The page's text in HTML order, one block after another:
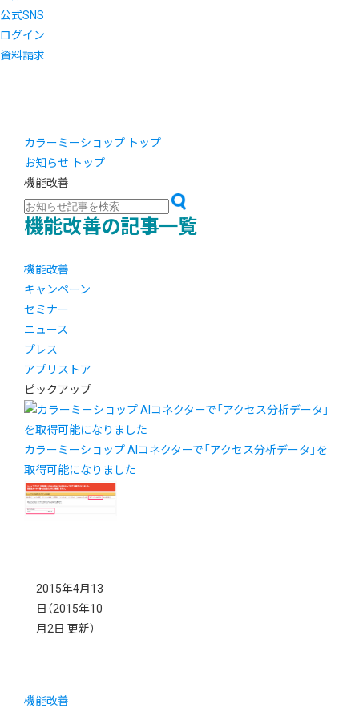
公式SNS
ログイン
資料請求
カラーミーショップ トップ
お知らせ トップ
機能改善
機能改善の記事一覧
機能改善
キャンペーン
セミナー
ニュース
プレス
アプリストア
ピックアップ
カラーミーショップ AIコネクターで「アクセス分析データ」を
取得可能になりました
2015年4月13
日 （2015年10
月2日 更新）
機能改善